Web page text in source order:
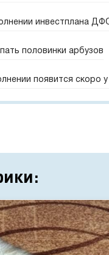
инвестплана
половинки арбузов
появится скоро